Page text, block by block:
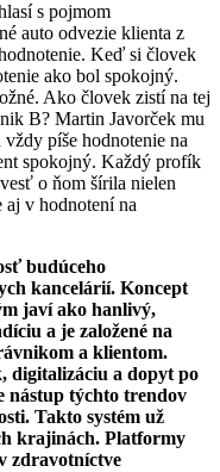
s pojmom
auto odvezie klienta z
Keď si človek
ako bol spokojný.
Ako človek zistí na tej
B? Martin Javorček mu
píše hodnotenie na
spokojný. Každý profík
o ňom šírila nielen
aj v hodnotení na
budúceho
kancelárií. Koncept
javí ako hanlivý,
a je založené na
a klientom.
digitalizáciu a dopyt po
nástup týchto trendov
Takto systém už
krajinách. Platformy
zdravotníctve